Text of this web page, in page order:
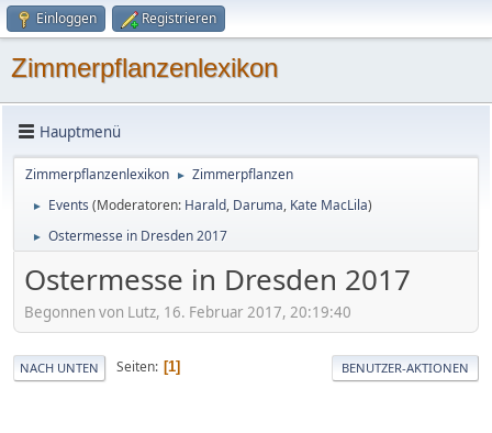
Einloggen Registrieren
Zimmerpflanzenlexikon
Hauptmenü
Zimmerpflanzenlexikon ► Zimmerpflanzen
► Events (Moderatoren: Harald, Daruma, Kate MacLila)
► Ostermesse in Dresden 2017
Ostermesse in Dresden 2017
Begonnen von Lutz, 16. Februar 2017, 20:19:40
NACH UNTEN Seiten 1 BENUTZER-AKTIONEN